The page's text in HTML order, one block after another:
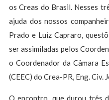
os Creas do Brasil. Nesses
ajuda dos nossos
Prado e Luiz Capraro,
ser assimiladas pelos
o Coordenador da Câmara
(CEEC) do Crea-PR, Eng. Civ.
O encontro, que durou três